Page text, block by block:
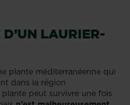
LAURIER-
plante méditerranéenne qui
dans la région
peut survivre une fois